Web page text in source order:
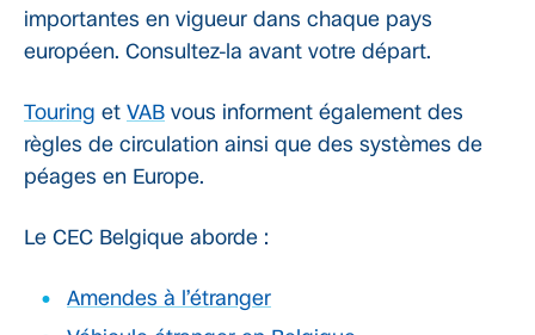
importantes en vigueur dans chaque pays
européen. Consultez-la avant votre départ.
Touring et VAB vous informent également des
règles de circulation ainsi que des systèmes de
péages en Europe.
Le CEC Belgique aborde :
Amendes à l’étranger